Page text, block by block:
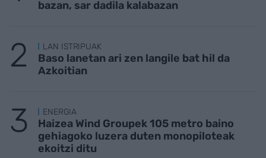
bazan, sar dadila kalabazan
LAN ISTRIPUAK
Baso lanetan ari zen langile bat hil da
Azkoitian
ENERGIA
Haizea Wind Groupek 105 metro baino
gehiagoko luzera duten monopiloteak
ekoitzi ditu